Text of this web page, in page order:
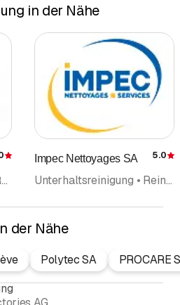
in der Nähe
Bewertung
Umzugsfirma • Umzug • Reinigungsfirma • Reinigungsunternehmung • Wohnungsreinigung • Möbeltransporte • Räumungen • Gebäudereinigung • Transporte
Impec Nettoyages SA 5.0
Unterhaltsreinigung • Reinigungsfirma • Reinigungsunternehmung • Hauswartungen Liegenschaftenservice • Facility Management • Gartenunterhalt • Gebäudereinigung • Hygiene
der Nähe
Polytec SA
PROCARE